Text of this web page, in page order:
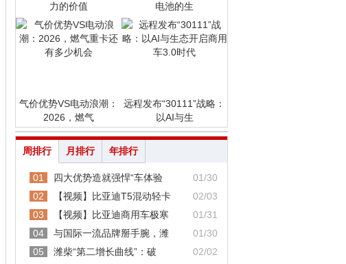
力的价值
电池的生
气价优势VS电动浪潮：
2026，燃气
远程发布“30111”战略：
以AI与生
周排行 月排行 年排行
01 四大优势造就强悍“车体验
01/30
02
【视频】比亚迪T5混动轻卡
02/03
03
【视频】比亚迪商用车极寒
01/31
04
与国际一流品牌掰手腕，潍
01/30
05
潍柴“第二增长曲线”：破
02/02